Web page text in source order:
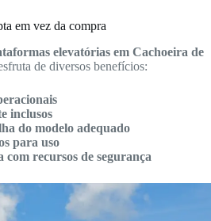
em vez da compra
elevatórias em Cachoeira de
de diversos benefícios:
inclusos
do modelo adequado
para uso
com recursos de segurança